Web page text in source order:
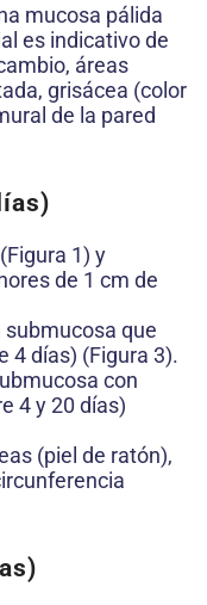
mucosa pálida
es indicativo de
áreas
grisácea (color
de la pared
1) y
de 1 cm de
que
4 días) (Figura 3).
con
4 y 20 días)
(piel de ratón),